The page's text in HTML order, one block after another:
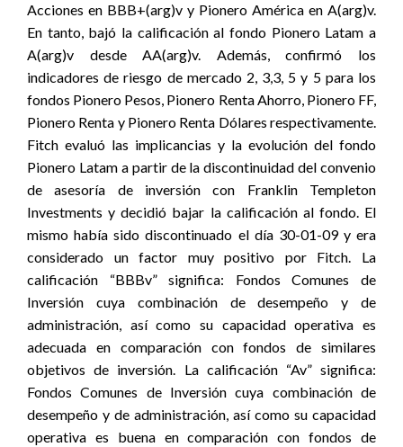
Acciones en BBB+(arg)v y Pionero América en A(arg)v.
En tanto, bajó la calificación al fondo Pionero Latam a
A(arg)v desde AA(arg)v. Además, confirmó los
indicadores de riesgo de mercado 2, 3,3, 5 y 5 para los
fondos Pionero Pesos, Pionero Renta Ahorro, Pionero FF,
Pionero Renta y Pionero Renta Dólares respectivamente.
Fitch evaluó las implicancias y la evolución del fondo
Pionero Latam a partir de la discontinuidad del convenio
de asesoría de inversión con Franklin Templeton
Investments y decidió bajar la calificación al fondo. El
mismo había sido discontinuado el día 30-01-09 y era
considerado un factor muy positivo por Fitch. La
calificación “BBBv” significa: Fondos Comunes de
Inversión cuya combinación de desempeño y de
administración, así como su capacidad operativa es
adecuada en comparación con fondos de similares
objetivos de inversión. La calificación “Av” significa:
Fondos Comunes de Inversión cuya combinación de
desempeño y de administración, así como su capacidad
operativa es buena en comparación con fondos de